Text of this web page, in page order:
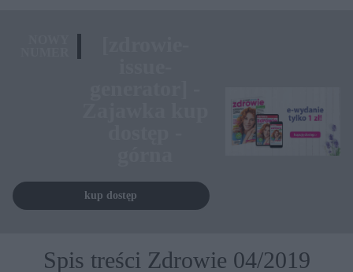
kup dostęp
Spis treści Zdrowie 04/2019